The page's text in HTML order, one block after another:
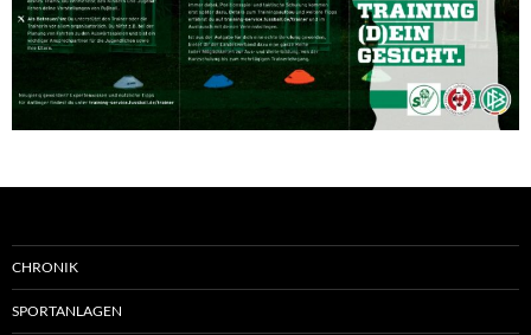
CHRONIK
SPORTANLAGEN